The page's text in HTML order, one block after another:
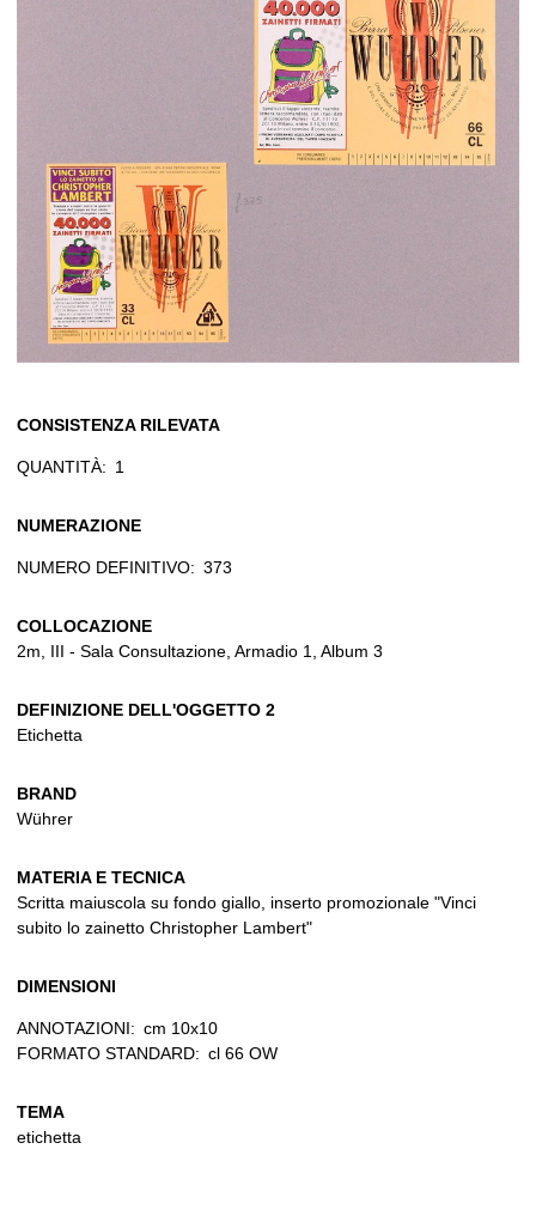
CONSISTENZA RILEVATA
QUANTITÀ: 1
NUMERAZIONE
NUMERO DEFINITIVO: 373
COLLOCAZIONE
2m, III - Sala Consultazione, Armadio 1, Album 3
DEFINIZIONE DELL'OGGETTO 2
Etichetta
BRAND
Wührer
MATERIA E TECNICA
Scritta maiuscola su fondo giallo, inserto promozionale "Vinci
subito lo zainetto Christopher Lambert"
DIMENSIONI
ANNOTAZIONI: cm 10x10
FORMATO STANDARD: cl 66 OW
TEMA
etichetta